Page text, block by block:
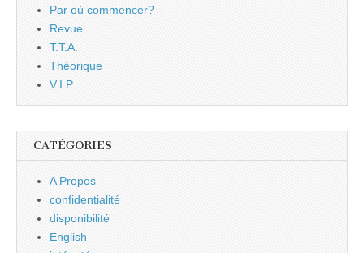
Par où commencer?
Revue
T.T.A.
Théorique
V.I.P.
CATÉGORIES
A Propos
confidentialité
disponibilité
English